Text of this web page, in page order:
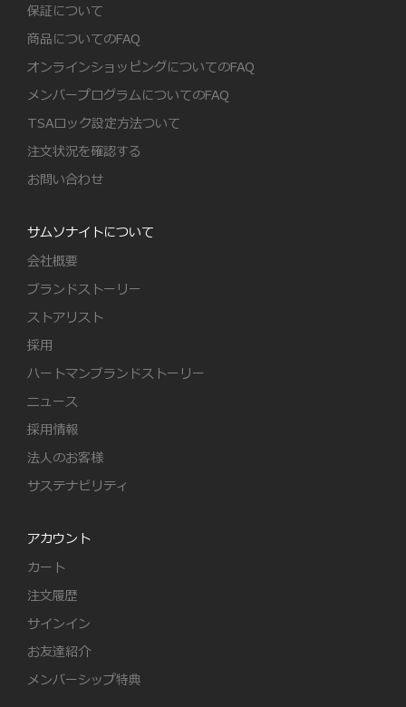
保証について
商品についてのFAQ
オンラインショッピングについてのFAQ
メンバープログラムについてのFAQ
TSAロック設定方法ついて
注文状況を確認する
お問い合わせ
サムソナイトについて
会社概要
ブランドストーリー
ストアリスト
採用
ハートマンブランドストーリー
ニュース
採用情報
法人のお客様
サステナビリティ
アカウント
カート
注文履歴
サインイン
お友達紹介
メンバーシップ特典